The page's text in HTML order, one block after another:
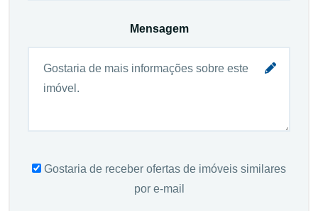
Mensagem
Gostaria de receber ofertas de imóveis similares
por e-mail